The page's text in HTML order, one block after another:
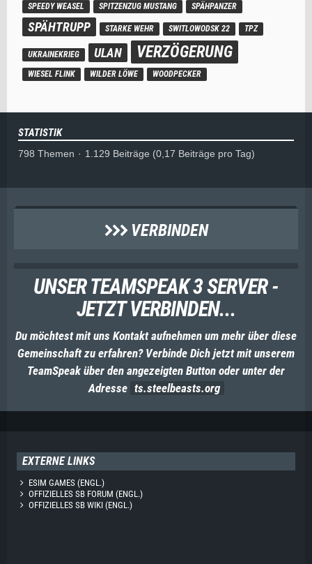
SPEEDY WEASEL SPITZENZUG MUSTANG SPÄHPANZER
SPÄHTRUPP STARKE WEHR SWITLOWODSK 22 TPZ
UKRAINEKRIEG ULAN VERZÖGERUNG
WIESEL FLINK WILDER LÖWE WOODPECKER
STATISTIK
798 Themen 1.129 Beiträge (0,17 Beiträge pro Tag)
VERBINDEN
UNSER TEAMSPEAK 3 SERVER -
JETZT VERBINDEN...
Du möchtest mit uns Kontakt aufnehmen um mehr über diese
Gemeinschaft zu erfahren? Verbinde Dich jetzt mit unserem
TeamSpeak über den angezeigten Button oder unter der
Adresse ts.steelbeasts.org
EXTERNE LINKS
ESIM GAMES (ENGL.)
OFFIZIELLES SB FORUM (ENGL.)
OFFIZIELLES SB WIKI (ENGL.)